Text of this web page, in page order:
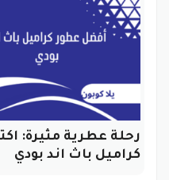
رحلة عطرية مثيرة:
كراميل باث اند بودي